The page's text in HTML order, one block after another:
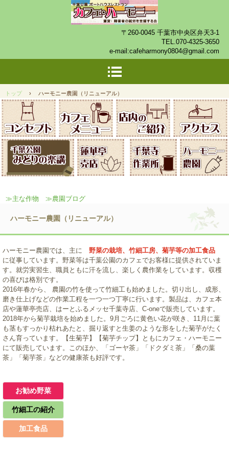
〒260-0045 千葉市中央区弁天3-1
TEL. 070-4325-3650
e-mail:cafeharmony0804@gmail.com
トップ › ハーモニー農園（リニューアル）
≫主な作物 ≫農園ブログ
ハーモニー農園（リニューアル）
ハーモニー農園では、主に 野菜の栽培、竹細工房、菊芋等の加工食品
に従事しています。野菜等は千葉公園のカフェでお客様に提供されていま
す。就労実習生、職員ともに汗を流し、楽しく農作業をしています。収穫
の喜びは格別です。
2016年春から、 農園の竹を使って竹細工も始めました。切り出し、成形、
磨き仕上げなどの作業工程を一つ一つ丁寧に行います。製品は、カフェ本
店や蓮華亭売店、はーとふるメッセ千葉寺店、C-oneで販売しています。
2018年から菊芋栽培を始めました。9月ごろに黄色い花が咲き、11月に葉
も茎もすっかり枯れあたと、掘り返すと生姜のような形をした菊芋がたく
さん育っています。【生菊芋】【菊芋チップ】ともにカフェ・ハーモニー
にて販売しています。このほか、「ゴーヤ茶」「ドクダミ茶」「桑の葉
茶」「菊芋茶」などの健康茶も好評です。
お勧め野菜
竹細工の紹介
加工食品